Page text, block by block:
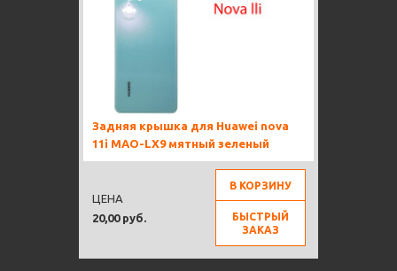
Задняя крышка для Huawei nova
11i MAO-LX9 мятный зеленый
20,00 руб.
ЦЕНА
В КОРЗИНУ
БЫСТРЫЙ
ЗАКАЗ